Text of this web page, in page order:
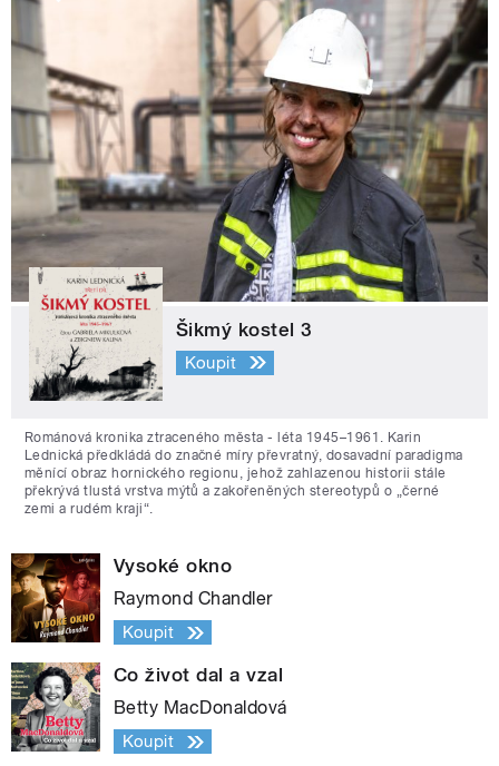
Šikmý kostel 3
Koupit
Románová kronika ztraceného města - léta 1945–1961. Karin
Lednická předkládá do značné míry převratný, dosavadní paradigma
měnící obraz hornického regionu, jehož zahlazenou historii stále
překrývá tlustá vrstva mýtů a zakořeněných stereotypů o „černé
zemi a rudém kraji“.
Vysoké okno
Raymond Chandler
Koupit
Co život dal a vzal
Betty MacDonaldová
Koupit